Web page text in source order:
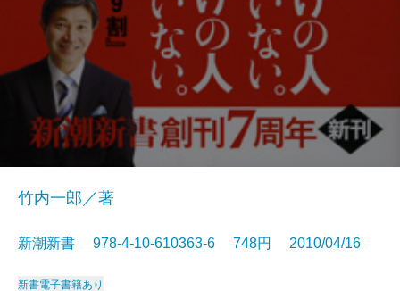
竹内一郎／著
新潮新書 978-4-10-610363-6 748円 2010/04/16
新書電子書籍あり